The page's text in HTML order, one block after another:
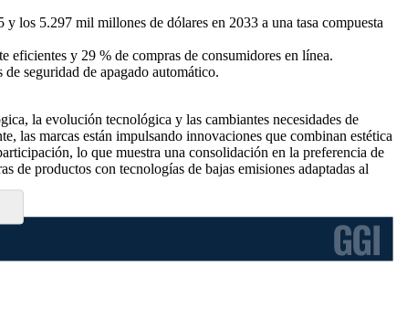
los 5.297 mil millones de dólares en 2033 a una tasa compuesta
eficientes y 29 % de compras de consumidores en línea.
seguridad de apagado automático.
la evolución tecnológica y las cambiantes necesidades de
las marcas están impulsando innovaciones que combinan estética
lo que muestra una consolidación en la preferencia de
de productos con tecnologías de bajas emisiones adaptadas al